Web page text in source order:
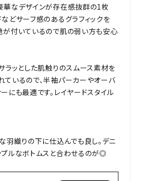
華なデザインが存在感抜群の1枚
どサーフ感のあるグラフィックを
付いているので肌の弱い方も安心
ラッとした肌触りのスムース素材を
ているので、半袖パーカーやオーバ
にも最適です。レイヤードスタイル
羽織りの下に仕込んでも良し。デニ
プルなボトムスと合わせるのが◎